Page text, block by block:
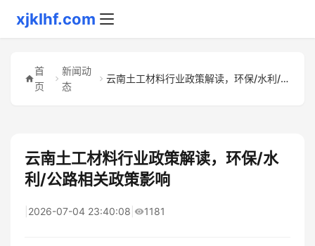
xjklhf.com
首
页
新闻动
态
云南土工材料行业政策解读，环保/水利/公路相关政策影响
云南土工材料行业政策解读，环保/水
利/公路相关政策影响
2026-07-04 23:40:08 1181